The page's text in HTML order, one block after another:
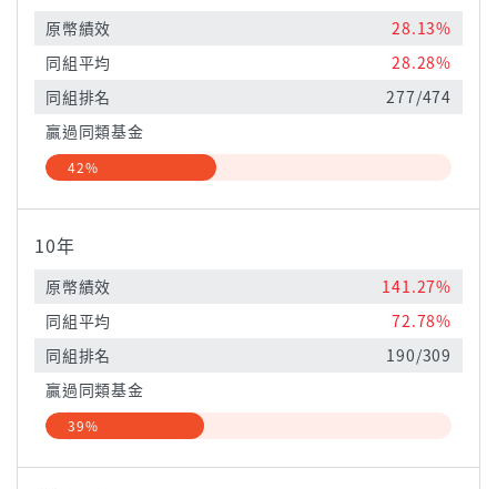
原幣績效
28.13%
同組平均
28.28%
同組排名
277/474
贏過同類基金
42%
10年
原幣績效
141.27%
同組平均
72.78%
同組排名
190/309
贏過同類基金
39%